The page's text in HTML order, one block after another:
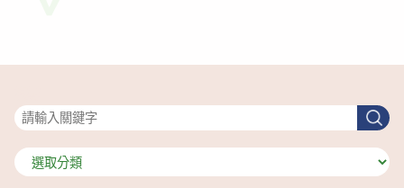
搜
尋
分
類